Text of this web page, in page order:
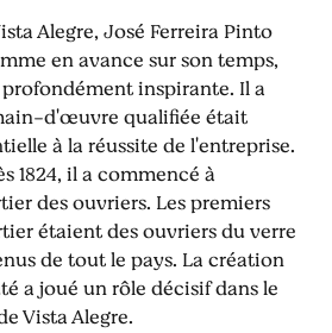
Alegre, José Ferreira Pinto
en avance sur son temps,
inspirante. Il a
d'œuvre qualifiée était
à la réussite de l'entreprise.
1824, il a commencé à
des ouvriers. Les premiers
étaient des ouvriers du verre
de tout le pays. La création
a joué un rôle décisif dans le
Vista Alegre.